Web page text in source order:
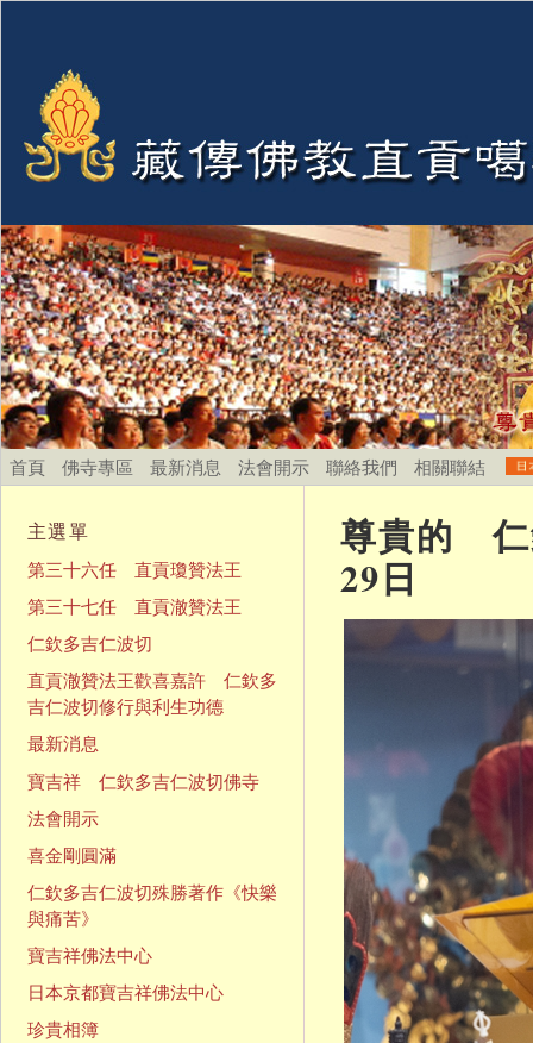
首頁 佛寺專區 最新消息 法會開示 聯絡我們 相關聯結
尊貴的 仁
29日
主選單
第三十六任 直貢瓊贊法王
第三十七任 直貢澈贊法王
仁欽多吉仁波切
直貢澈贊法王歡喜嘉許 仁欽多
吉仁波切修行與利生功德
最新消息
寶吉祥 仁欽多吉仁波切佛寺
法會開示
喜金剛圓滿
仁欽多吉仁波切殊勝著作《快樂
與痛苦》
寶吉祥佛法中心
日本京都寶吉祥佛法中心
珍貴相簿